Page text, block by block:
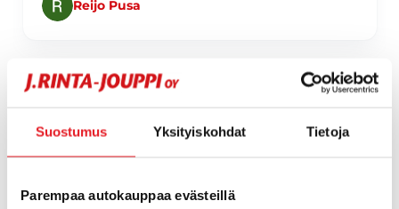
Suostumus Yksityiskohdat Tietoja
Parempaa autokauppaa evästeillä
Reijo Pusa